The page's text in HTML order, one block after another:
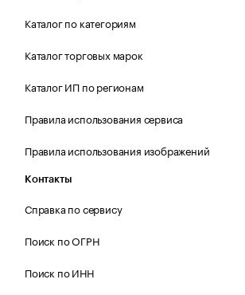
Каталог по категориям
Каталог торговых марок
Каталог ИП по регионам
Правила использования сервиса
Правила использования изображений
Контакты
Справка по сервису
Поиск по ОГРН
Поиск по ИНН